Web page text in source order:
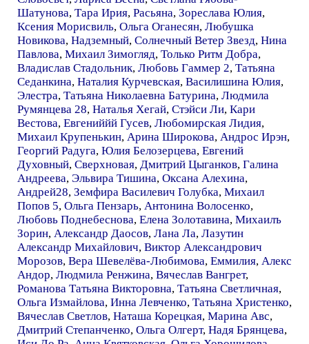
Шатунова, Тара Ирия, Расьяна, Зореслава Юлия,
Ксения Морисвиль, Ольга Оганесян, Любушка
Новикова, Надземный, Солнечный Ветер Звезд, Нина
Павлова, Михаил Зимогляд, Только Ритм Добра,
Владислав Стадольник, Любовь Гаммер 2, Татьяна
Седанкина, Наталия Курчевская, Василишина Юлия,
Элестра, Татьяна Николаевна Батурина, Людмила
Румянцева 28, Наталья Хегай, Стэйси Ли, Кари
Вестова, Евгениййй Гусев, Любомирская Лидия,
Михаил Крупенькин, Арина Широкова, Андрос Ирэн,
Георгий Радуга, Юлия Белозерцева, Евгений
Духовный, Сверхновая, Дмитрий Цыганков, Галина
Андреева, Эльвира Тишина, Оксана Алехина,
Андрей28, Земфира Василевич Голубка, Михаил
Попов 5, Ольга Пензарь, Антонина Волосенко,
Любовь Поднебеснова, Елена Золотавина, Михаилъ
Зорин, Александр Даосов, Лана Ла, Лазутин
Александр Михайлович, Виктор Александрович
Морозов, Вера Шевелёва-Любимова, Еммилия, Алекс
Андор, Людмила Ренжина, Вячеслав Вангрет,
Романова Татьяна Викторовна, Татьяна Светличная,
Ольга Измайлова, Инна Левченко, Татьяна Христенко,
Вячеслав Светлов, Наташа Корецкая, Марина Авс,
Дмитрий Степанченко, Ольга Олгерт, Надя Брянцева,